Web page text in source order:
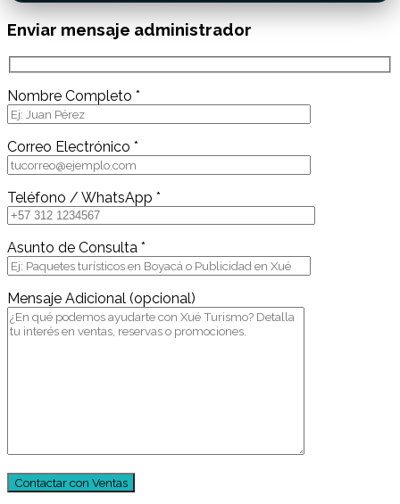
Enviar mensaje administrador
Nombre Completo *
Correo Electrónico *
Teléfono / WhatsApp *
Asunto de Consulta *
Mensaje Adicional (opcional)